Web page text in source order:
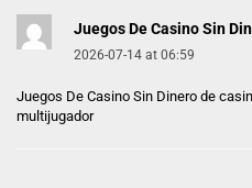
Juegos De Casino Sin
2026-07-14 at 06:59
Juegos De Casino Sin Dinero de
multijugador